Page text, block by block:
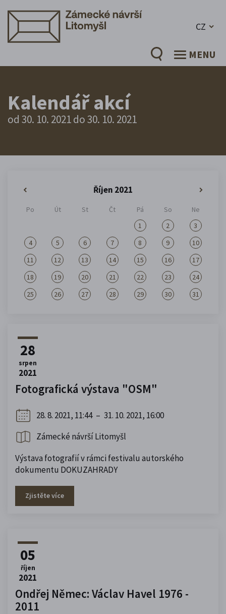
CZ
MENU
Kalendář akcí
od 30. 10. 2021 do 30. 10. 2021
Říjen 2021
Po Út St Čt Pá So
Ne
1
2
3
4
5 6 7 8 9
10
11
12 13 14 15 16
17
18
19 20 21 22 23
24
25
26 27 28 29 30 31
28
srpen
2021
Fotografická výstava "OSM"
28. 8. 2021, 11:44 – 31. 10. 2021, 16:00
Zámecké návrší Litomyšl
Výstava fotografií v rámci festivalu autorského
dokumentu DOKUZAHRADY
Zjistěte více
05
říjen
2021
Ondřej Němec: Václav Havel 1976 -
2011